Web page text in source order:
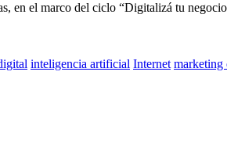
en el marco del ciclo “Digitalizá tu
inteligencia artificial Internet marketing